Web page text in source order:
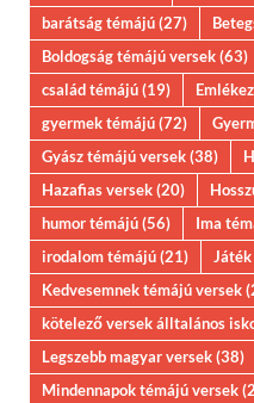
barátság témájú(27)
Boldogság témájú versek(63)
család témájú(19)
gyermek témájú(72)
Gyász témájú versek(38)
Hazafias versek(20)
humor témájú(56) Ima
irodalom témájú(21)
Kedvesemnek témájú versek
kötelező versek álltalános
Legszebb magyar versek(38)
Mindennapok témájú versek